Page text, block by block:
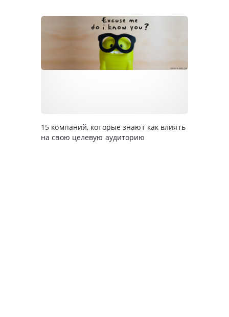
15 компаний, которые знают как влиять
на свою целевую аудиторию